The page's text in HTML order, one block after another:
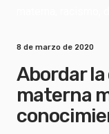
8 de marzo de 2020
Abordar
materna